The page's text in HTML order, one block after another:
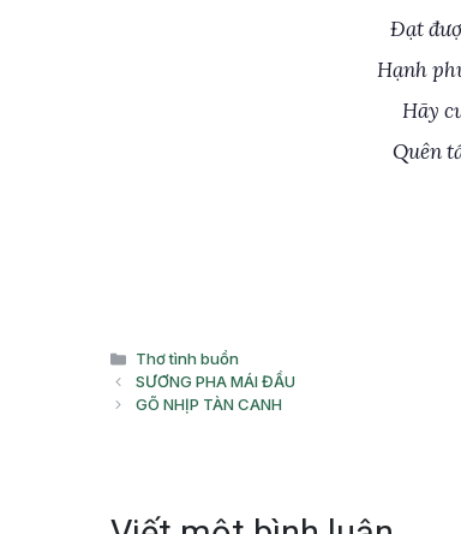
Đạt
Hạnh
Hãy
Quên
Danh
mục
Thơ tình buồn
SƯƠNG PHA MÁI ĐẦU
GÕ NHỊP TÀN CANH